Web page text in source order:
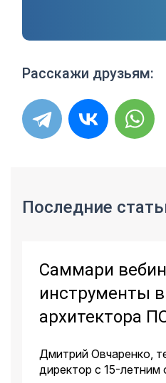
Расскажи друзьям:
Последние
Саммари
инструменты в
архитектора
Дмитрий Овчаренко,
директор с 15-летним